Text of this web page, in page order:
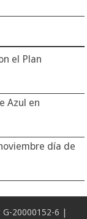
el Plan
Azul en
día de
20000152-6 |